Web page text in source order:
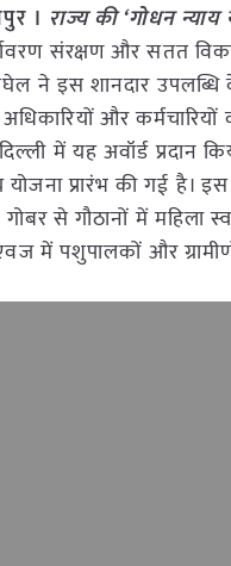
। राज्य की ‘गोधन
संरक्षण और सतत
ने इस शानदार
अधिकारियों और
में यह अवॉर्ड प्रदान
प्रारंभ की गई है।
से गौठानों में महिला
में पशुपालकों और